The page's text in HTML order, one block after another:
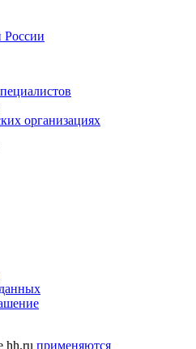
России
организациях
hh.ru применяются